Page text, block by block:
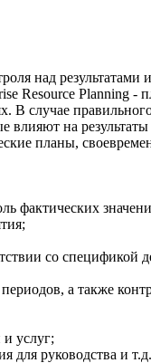
над результатами
Resource Planning -
В случае
на результаты
планы,
фактических
со спецификой
а также
услуг;
для руководства и т.д.